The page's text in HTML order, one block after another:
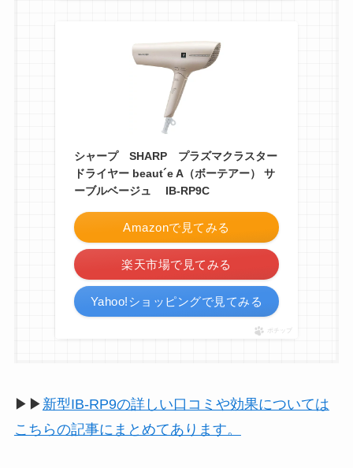
シャープ SHARP プラズマクラスター
ドライヤー beaut´e A（ボーテアー） サ
ーブルベージュ IB-RP9C
Amazonで見てみる
楽天市場で見てみる
Yahoo!ショッピングで見てみる
ポチップ
▶▶ 新型IB-RP9の詳しい口コミや効果については
こちらの記事にまとめてあります。